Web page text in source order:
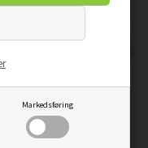
Markedsføring